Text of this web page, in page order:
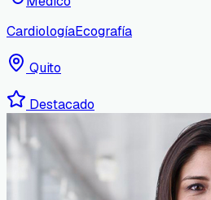
CardiologíaEcografía
Quito
Destacado